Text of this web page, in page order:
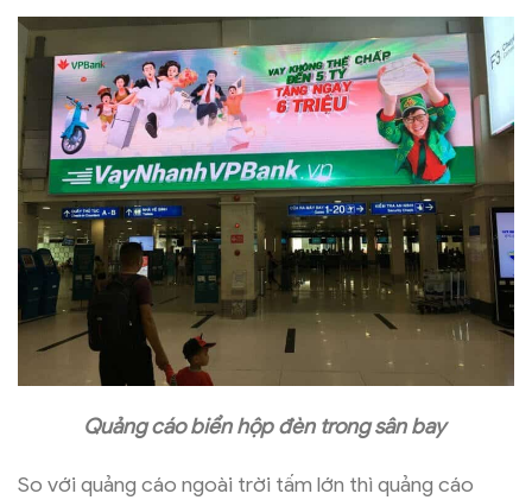
Quảng cáo biển hộp đèn trong sân bay
So với quảng cáo ngoài trời tấm lớn thì quảng cáo